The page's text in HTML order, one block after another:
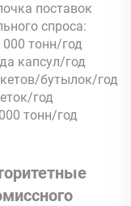
поставок
спроса:
тонн/год
капсул/год
бутылок/год
год
тонн/год